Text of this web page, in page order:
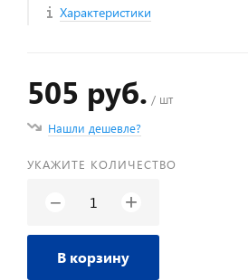
Характеристики
505 руб. / шт
Нашли дешевле?
УКАЖИТЕ КОЛИЧЕСТВО
− +
В корзину